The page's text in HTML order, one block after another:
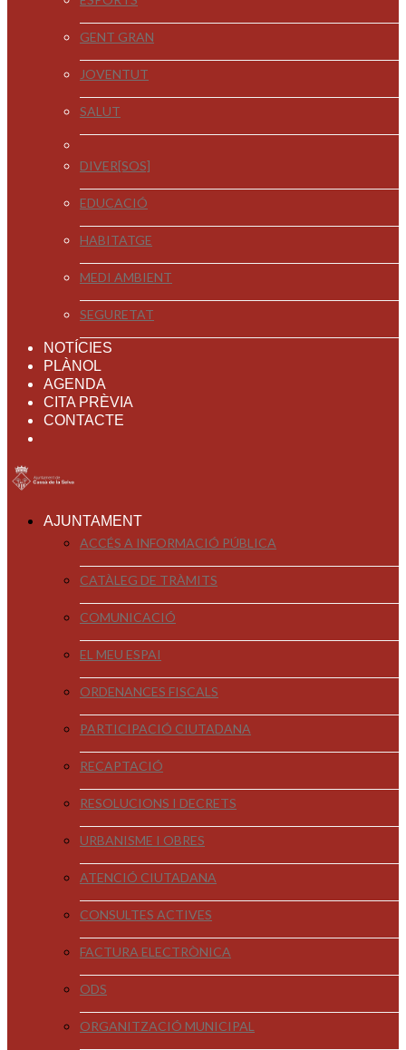
GENT GRAN
JOVENTUT
SALUT
DIVER[SOS]
EDUCACIÓ
HABITATGE
MEDI AMBIENT
SEGURETAT
NOTÍCIES
PLÀNOL
AGENDA
CITA PRÈVIA
CONTACTE
AJUNTAMENT
ACCÉS A INFORMACIÓ PÚBLICA
CATÀLEG DE TRÀMITS
COMUNICACIÓ
EL MEU ESPAI
ORDENANCES FISCALS
PARTICIPACIÓ CIUTADANA
RECAPTACIÓ
RESOLUCIONS I DECRETS
URBANISME I OBRES
ATENCIÓ CIUTADANA
CONSULTES ACTIVES
FACTURA ELECTRÒNICA
ODS
ORGANITZACIÓ MUNICIPAL